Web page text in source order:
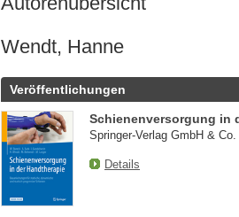
Wendt, Hanne
Veröffentlichungen
Schienenversorgung in
Springer-Verlag GmbH &
Details